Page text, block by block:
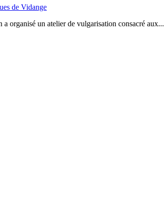
de Vidange
organisé un atelier de vulgarisation consacré aux...